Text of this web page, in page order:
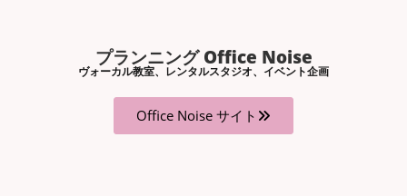
プランニング Office Noise
ヴォーカル教室、レンタルスタジオ、イベント企画
Office Noise サイト